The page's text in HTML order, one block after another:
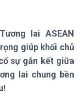
lai ASEAN
giúp khối chủ
sự gắn kết giữa
lai chung bền